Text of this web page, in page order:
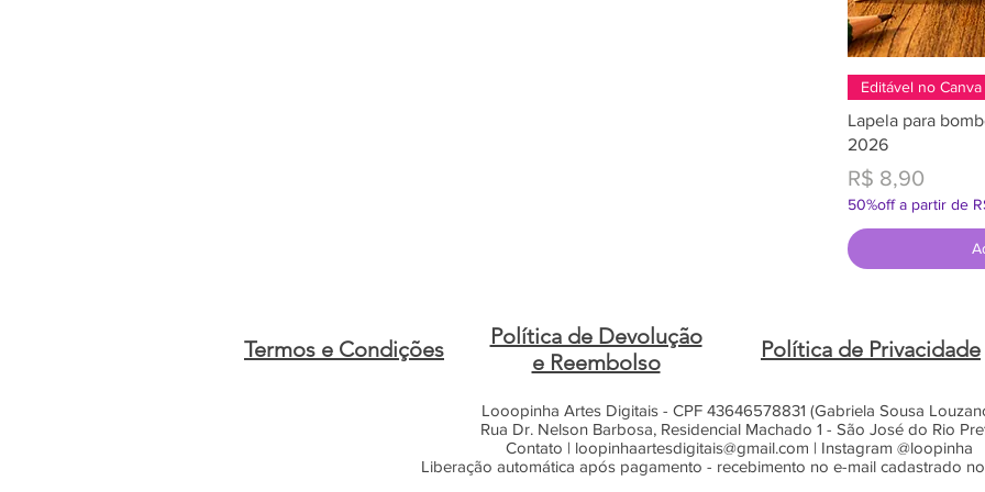
Editável no Canva
Lapela para
2026
Preço
R$ 8,90
50%off a partir de
Termos e Condições
Política de Devolução
e Reembolso
Política de Privacidade
Looopinha Artes Digitais - CPF 43646578831 (Gabriela Sousa
Rua Dr. Nelson Barbosa, Residencial Machado 1 - São José do Rio
Contato | loopinhaartesdigitais@gmail.com | Instagram @loopinha
Liberação automática após pagamento - recebimento no e-mail cadastrado